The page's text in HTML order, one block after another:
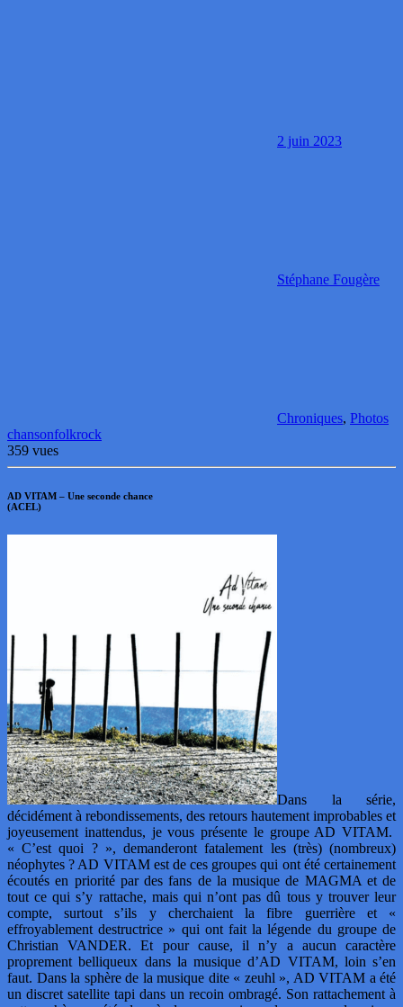
2 juin 2023
Stéphane Fougère
Chroniques, Photos
chansonfolkrock
359 vues
AD VITAM – Une seconde chance
(ACEL)
Dans la série,
décidément à rebondissements, des retours hautement improbables et
joyeusement inattendus, je vous présente le groupe AD VITAM.
« C’est quoi ? », demanderont fatalement les (très) (nombreux)
néophytes ? AD VITAM est de ces groupes qui ont été certainement
écoutés en priorité par des fans de la musique de MAGMA et de
tout ce qui s’y rattache, mais qui n’ont pas dû tous y trouver leur
compte, surtout s’ils y cherchaient la fibre guerrière et «
effroyablement destructrice » qui ont fait la légende du groupe de
Christian VANDER. Et pour cause, il n’y a aucun caractère
proprement belliqueux dans la musique d’AD VITAM, loin s’en
faut. Dans la sphère de la musique dite « zeuhl », AD VITAM a été
un discret satellite tapi dans un recoin ombragé. Son rattachement à